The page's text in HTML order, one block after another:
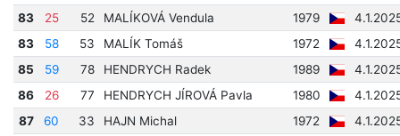
83
25 52 MALÍKOVÁ Vendula 1979
83
58 53 MALÍK Tomáš 1972
85
59 78 HENDRYCH Radek 1989
86
26 77 HENDRYCH JÍROVÁ Pavla 1980
87
60 33 HAJN Michal 1972